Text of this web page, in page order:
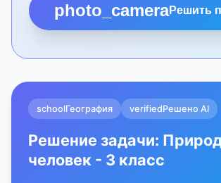
photo_cameraРешить
schoolГеография verifiedРешено AI
Решение задачи:
человек - 3 класс